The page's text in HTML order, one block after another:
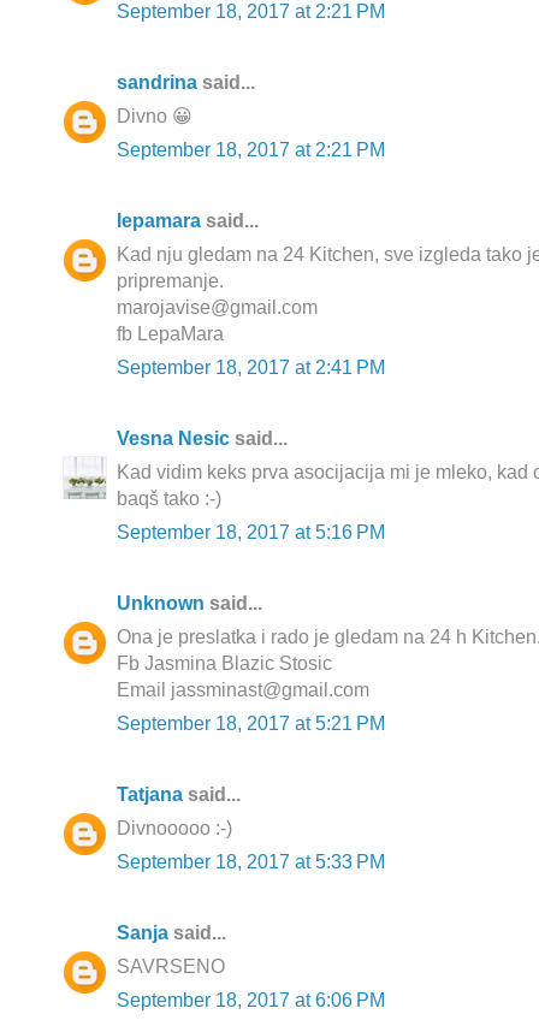
September 18, 2017 at 2:21 PM
sandrina said...
Divno 😀
September 18, 2017 at 2:21 PM
lepamara said...
Kad nju gledam na 24 Kitchen, sve izgleda tako
pripremanje.
marojavise@gmail.com
fb LepaMara
September 18, 2017 at 2:41 PM
Vesna Nesic said...
Kad vidim keks prva asocijacija mi je mleko, kad
baqš tako :-)
September 18, 2017 at 5:16 PM
Unknown said...
Ona je preslatka i rado je gledam na 24 h
Fb Jasmina Blazic Stosic
Email jassminast@gmail.com
September 18, 2017 at 5:21 PM
Tatjana said...
Divnooooo :-)
September 18, 2017 at 5:33 PM
Sanja said...
SAVRSENO
September 18, 2017 at 6:06 PM